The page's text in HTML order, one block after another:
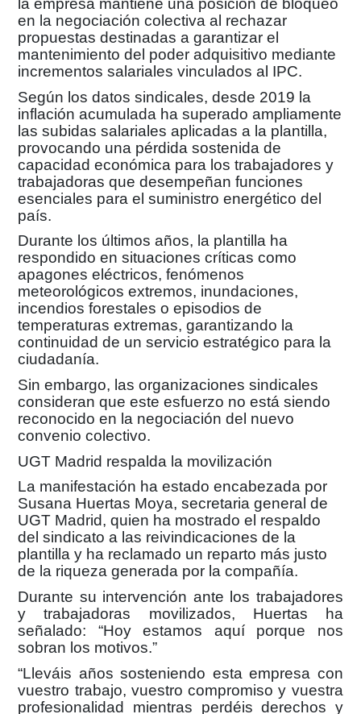
la empresa mantiene una posición de bloqueo
en la negociación colectiva al rechazar
propuestas destinadas a garantizar el
mantenimiento del poder adquisitivo mediante
incrementos salariales vinculados al IPC.
Según los datos sindicales, desde 2019 la
inflación acumulada ha superado ampliamente
las subidas salariales aplicadas a la plantilla,
provocando una pérdida sostenida de
capacidad económica para los trabajadores y
trabajadoras que desempeñan funciones
esenciales para el suministro energético del
país.
Durante los últimos años, la plantilla ha
respondido en situaciones críticas como
apagones eléctricos, fenómenos
meteorológicos extremos, inundaciones,
incendios forestales o episodios de
temperaturas extremas, garantizando la
continuidad de un servicio estratégico para la
ciudadanía.
Sin embargo, las organizaciones sindicales
consideran que este esfuerzo no está siendo
reconocido en la negociación del nuevo
convenio colectivo.
UGT Madrid respalda la movilización
La manifestación ha estado encabezada por
Susana Huertas Moya, secretaria general de
UGT Madrid, quien ha mostrado el respaldo
del sindicato a las reivindicaciones de la
plantilla y ha reclamado un reparto más justo
de la riqueza generada por la compañía.
Durante su intervención ante los trabajadores
y trabajadoras movilizados, Huertas ha
señalado: “Hoy estamos aquí porque nos
sobran los motivos.”
“Lleváis años sosteniendo esta empresa con
vuestro trabajo, vuestro compromiso y vuestra
profesionalidad mientras perdéis derechos y